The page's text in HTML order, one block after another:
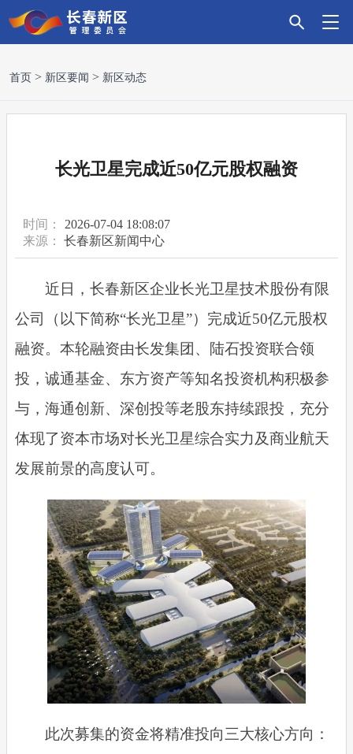
首
页
新
区
要
政
务
服
主
导
产
技
创
商
引
商
环
建
引
进
首页 新区要闻 新区动态
长光卫星完成近50亿元股权融资
时间：
2026-07-04 18:08:07
来源：
长春新区新闻中心
近日，长春新区企业长光卫星技术股份有限
公司（以下简称“长光卫星”）完成近50亿元股权
融资。本轮融资由长发集团、陆石投资联合领
投，诚通基金、东方资产等知名投资机构积极参
与，海通创新、深创投等老股东持续跟投，充分
体现了资本市场对长光卫星综合实力及商业航天
发展前景的高度认可。
此次募集的资金将精准投向三大核心方向：